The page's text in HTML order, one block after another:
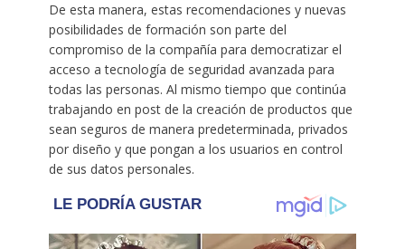
De esta manera, estas recomendaciones y nuevas
posibilidades de formación son parte del
compromiso de la compañía para democratizar el
acceso a tecnología de seguridad avanzada para
todas las personas. Al mismo tiempo que continúa
trabajando en post de la creación de productos que
sean seguros de manera predeterminada, privados
por diseño y que pongan a los usuarios en control
de sus datos personales.